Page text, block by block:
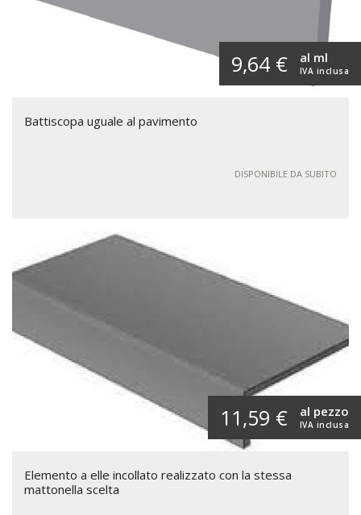
9,64 € IVA inclusa
al ml
Battiscopa uguale al pavimento
DISPONIBILE DA SUBITO
11,59 € IVA inclusa
al pezzo
Elemento a elle incollato realizzato con la stessa
mattonella scelta